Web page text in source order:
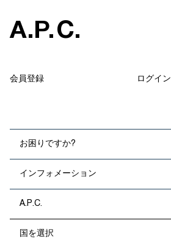
A.P.C.
会員登録 ログイン
お困りですか?
インフォメーション
A.P.C.
国を選択